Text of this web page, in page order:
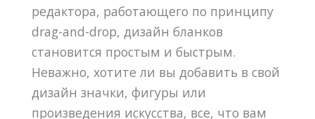
редактора, работающего по принципу
drag-and-drop, дизайн бланков
становится простым и быстрым.
Неважно, хотите ли вы добавить в свой
дизайн значки, фигуры или
произведения искусства, все, что вам